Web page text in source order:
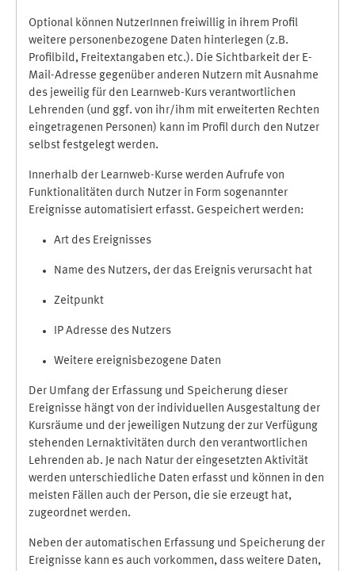
Optional können NutzerInnen freiwillig in ihrem Profil
weitere personenbezogene Daten hinterlegen (z.B.
Profilbild, Freitextangaben etc.). Die Sichtbarkeit der E-
Mail-Adresse gegenüber anderen Nutzern mit Ausnahme
des jeweilig für den Learnweb-Kurs verantwortlichen
Lehrenden (und ggf. von ihr/ihm mit erweiterten Rechten
eingetragenen Personen) kann im Profil durch den Nutzer
selbst festgelegt werden.
Innerhalb der Learnweb-Kurse werden Aufrufe von
Funktionalitäten durch Nutzer in Form sogenannter
Ereignisse automatisiert erfasst. Gespeichert werden:
Art des Ereignisses
Name des Nutzers, der das Ereignis verursacht hat
Zeitpunkt
IP Adresse des Nutzers
Weitere ereignisbezogene Daten
Der Umfang der Erfassung und Speicherung dieser
Ereignisse hängt von der individuellen Ausgestaltung der
Kursräume und der jeweiligen Nutzung der zur Verfügung
stehenden Lernaktivitäten durch den verantwortlichen
Lehrenden ab. Je nach Natur der eingesetzten Aktivität
werden unterschiedliche Daten erfasst und können in den
meisten Fällen auch der Person, die sie erzeugt hat,
zugeordnet werden.
Neben der automatischen Erfassung und Speicherung der
Ereignisse kann es auch vorkommen, dass weitere Daten,